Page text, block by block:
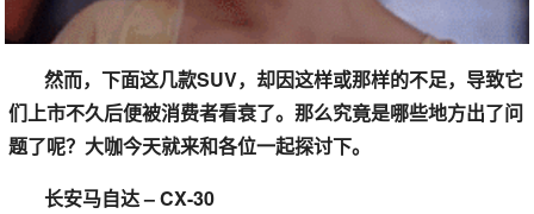
然而，下面这几款SUV，却因这样或那样的不足，导致它
们上市不久后便被消费者看衰了。那么究竟是哪些地方出了问
题了呢？大咖今天就来和各位一起探讨下。
长安马自达 – CX-30